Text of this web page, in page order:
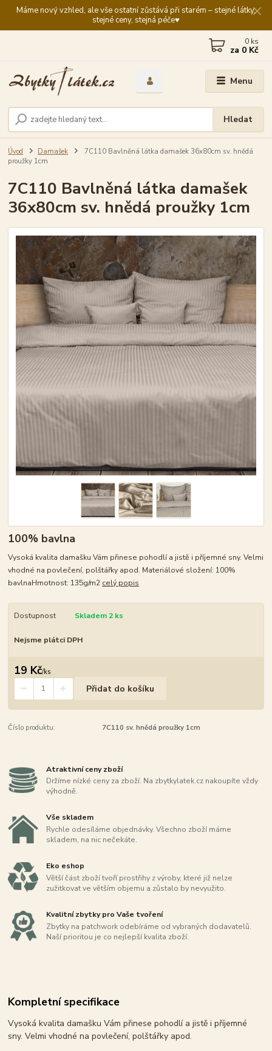
Máme nový vzhled, ale vše ostatní zůstává při starém – stejné látky,
stejné ceny, stejná péče♥️
Menu
Hledat
0 ks
za 0 Kč
Úvod Damašek
7C110 Bavlněná látka damašek 36x80cm sv. hnědá
proužky 1cm
7C110 Bavlněná látka damašek
36x80cm sv. hnědá proužky 1cm
100% bavlna
Vysoká kvalita damašku Vám přinese pohodlí a jistě i příjemné sny. Velmi
vhodné na povlečení, polštářky apod. Materiálové složení: 100%
bavlnaHmotnost: 135g/m2 celý popis
Dostupnost Skladem 2 ks
Nejsme plátci DPH
19 Kč/ks
Přidat do košíku
Číslo produktu: 7C110 sv. hnědá proužky 1cm
Atraktivní ceny zboží
Držíme nízké ceny za zboží. Na zbytkylatek.cz nakoupíte vždy
výhodně.
Vše skladem
Rychle odesíláme objednávky. Všechno zboží máme
skladem, na nic nečekáte.
Eko eshop
Větší část zboží tvoří prostřihy z výroby, které již nelze
zužitkovat ve větším objemu a zůstalo by nevyužito.
Kvalitní zbytky pro Vaše tvoření
Zbytky na patchwork odebíráme od vybraných dodavatelů.
Naší prioritou je co nejlepší kvalita zboží.
Kompletní specifikace
Vysoká kvalita damašku Vám přinese pohodlí a jistě i příjemné
sny. Velmi vhodné na povlečení, polštářky apod.